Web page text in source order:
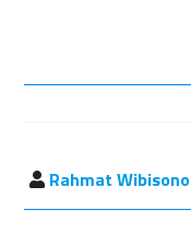
Rahmat Wibisono